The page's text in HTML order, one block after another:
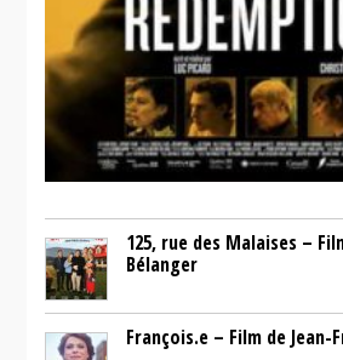
125, rue des Malaises –
Bélanger
François.e – Film de Jean-